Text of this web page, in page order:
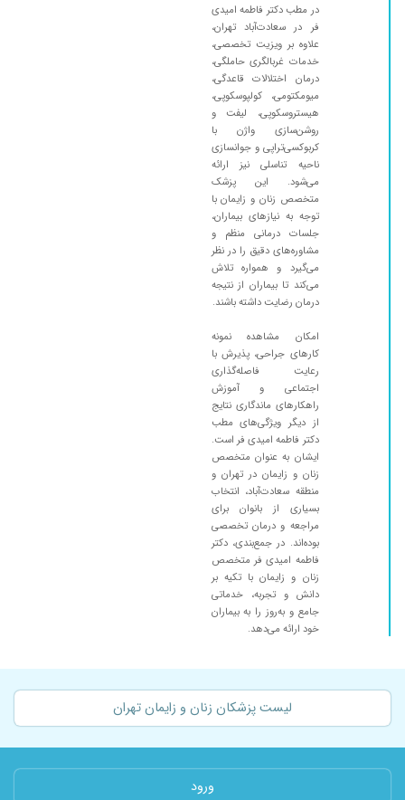
در مطب دکتر فاطمه امیدی
فر در سعادت‌آباد تهران،
علاوه بر ویزیت تخصصی،
خدمات غربالگری حاملگی،
درمان اختلالات قاعدگی،
میومکتومی، کولپوسکوپی،
هیستروسکوپی، لیفت و
روشن‌سازی واژن با
کربوکسی‌تراپی و جوانسازی
ناحیه تناسلی نیز ارائه
می‌شود. این پزشک
متخصص زنان و زایمان با
توجه به نیازهای بیماران،
جلسات درمانی منظم و
مشاوره‌های دقیق را در نظر
می‌گیرد و همواره تلاش
می‌کند تا بیماران از نتیجه
درمان رضایت داشته باشند.
امکان مشاهده نمونه
کارهای جراحی، پذیرش با
رعایت فاصله‌گذاری
اجتماعی و آموزش
راهکارهای ماندگاری نتایج
از دیگر ویژگی‌های مطب
دکتر فاطمه امیدی فر است.
ایشان به عنوان متخصص
زنان و زایمان در تهران و
منطقه سعادت‌آباد، انتخاب
بسیاری از بانوان برای
مراجعه و درمان تخصصی
بوده‌اند. در جمع‌بندی، دکتر
فاطمه امیدی فر متخصص
زنان و زایمان با تکیه بر
دانش و تجربه، خدماتی
جامع و به‌روز را به بیماران
خود ارائه می‌دهد.
لیست پزشکان زنان و زایمان تهران
ورود